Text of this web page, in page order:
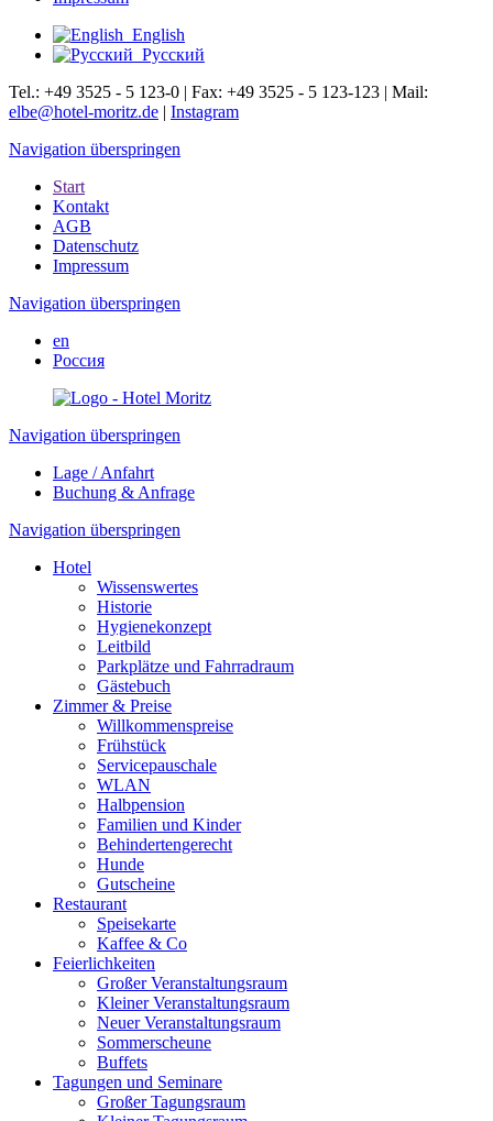
English
Русский
Tel.: +49 3525 - 5 123-0 | Fax: +49 3525 - 5 123-123 | Mail:
elbe@hotel-moritz.de | Instagram
Navigation überspringen
Start
Kontakt
AGB
Datenschutz
Impressum
Navigation überspringen
en
Россия
Navigation überspringen
Lage / Anfahrt
Buchung & Anfrage
Navigation überspringen
Hotel
Wissenswertes
Historie
Hygienekonzept
Leitbild
Parkplätze und Fahrradraum
Gästebuch
Zimmer & Preise
Willkommenspreise
Frühstück
Servicepauschale
WLAN
Halbpension
Familien und Kinder
Behindertengerecht
Hunde
Gutscheine
Restaurant
Speisekarte
Kaffee & Co
Feierlichkeiten
Großer Veranstaltungsraum
Kleiner Veranstaltungsraum
Neuer Veranstaltungsraum
Sommerscheune
Buffets
Tagungen und Seminare
Großer Tagungsraum